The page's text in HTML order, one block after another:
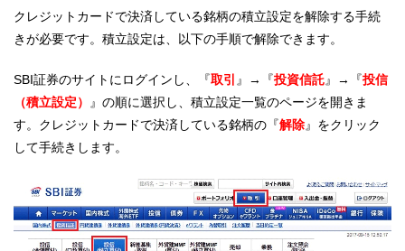
クレジットカードで決済している銘柄の積立設定を解除する手続
きが必要です。積立設定は、以下の手順で解除できます。
SBI証券のサイトにログインし、『取引 』→『投資信託』→『投信
（積立設定）
』の順に選択し、積立設定一覧のページを開きま
す。クレジットカードで決済している銘柄の『解除』をクリック
して手続きします。